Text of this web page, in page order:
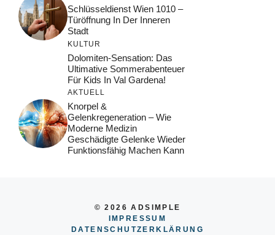
Schlüsseldienst Wien 1010 –
Türöffnung In Der Inneren
Stadt
KULTUR
Dolomiten-Sensation: Das
Ultimative Sommerabenteuer
Für Kids In Val Gardena!
AKTUELL
Knorpel &
Gelenkregeneration – Wie
Moderne Medizin
Geschädigte Gelenke Wieder
Funktionsfähig Machen Kann
© 2026 ADSIMPLE
IMPRESSUM
DATENSCHUTZERKLÄRUNG